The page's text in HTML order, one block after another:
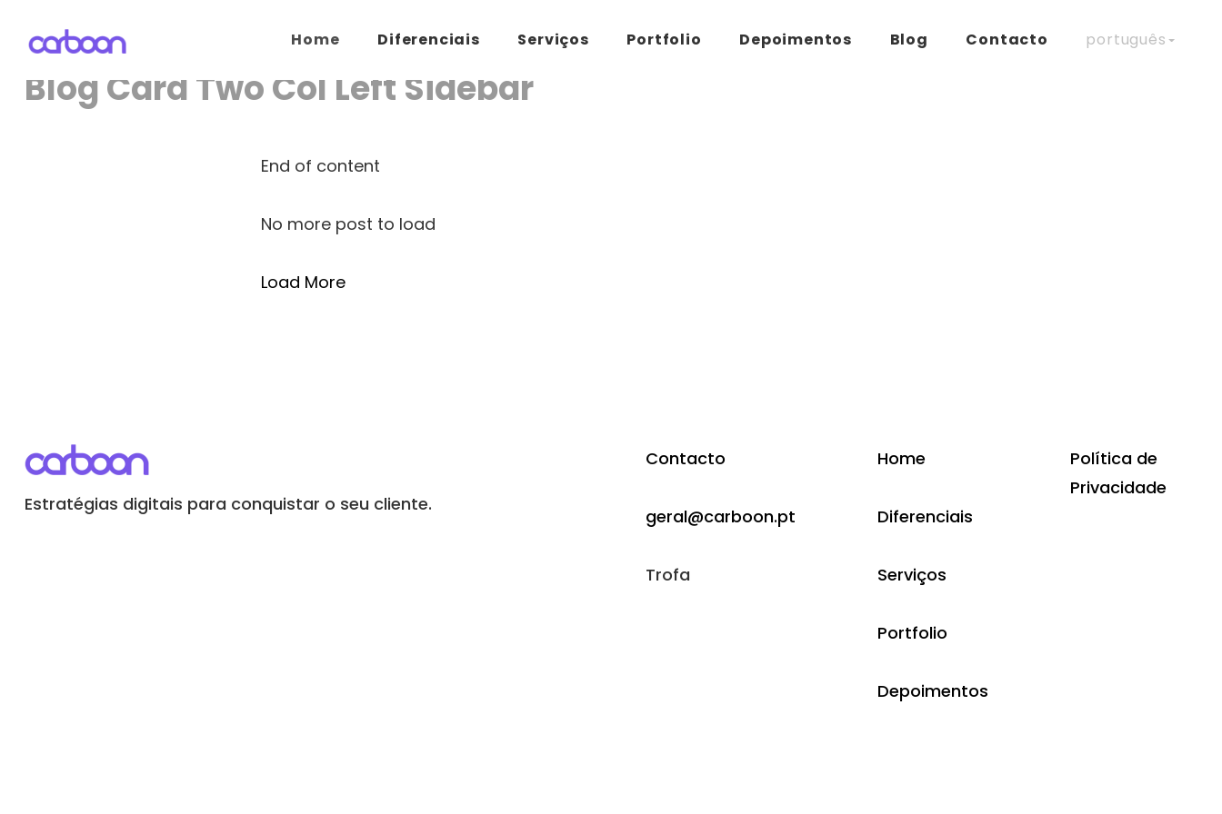
Carboon
Home Diferenciais Serviços Portfolio Depoimentos Blog Contacto português
Blog Card Two Col Left Sidebar
End of content
No more post to load
Load More
Estratégias digitais para conquistar o seu cliente.
Contacto
geral@carboon.pt
Trofa
Home
Diferenciais
Serviços
Portfolio
Depoimentos
Política de
Privacidade